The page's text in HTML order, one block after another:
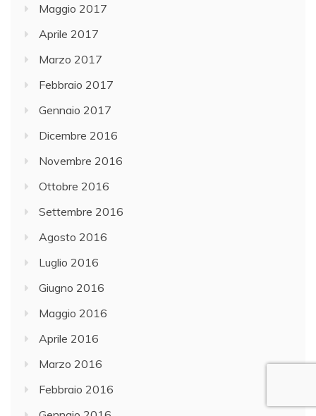
Maggio 2017
Aprile 2017
Marzo 2017
Febbraio 2017
Gennaio 2017
Dicembre 2016
Novembre 2016
Ottobre 2016
Settembre 2016
Agosto 2016
Luglio 2016
Giugno 2016
Maggio 2016
Aprile 2016
Marzo 2016
Febbraio 2016